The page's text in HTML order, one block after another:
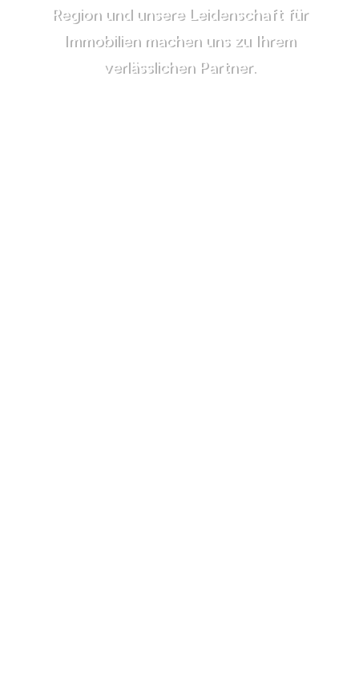
Region und unsere Leidenschaft für
Immobilien machen uns zu Ihrem
verlässlichen Partner.